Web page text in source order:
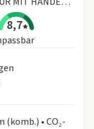
8,7
(komb.) • CO₂-